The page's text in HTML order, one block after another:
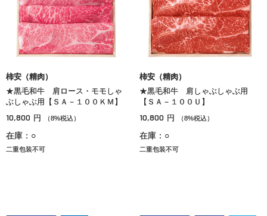
柿安（精肉）
★黒毛和牛 肩ロース・モモしゃ
ぶしゃぶ用【ＳＡ－１００ＫＭ】
10,800 円 （8%税込）
在庫：○
二重包装不可
柿安（精肉）
★黒毛和牛 肩しゃぶしゃぶ用
【ＳＡ－１００Ｕ】
10,800 円 （8%税込）
在庫：○
二重包装不可